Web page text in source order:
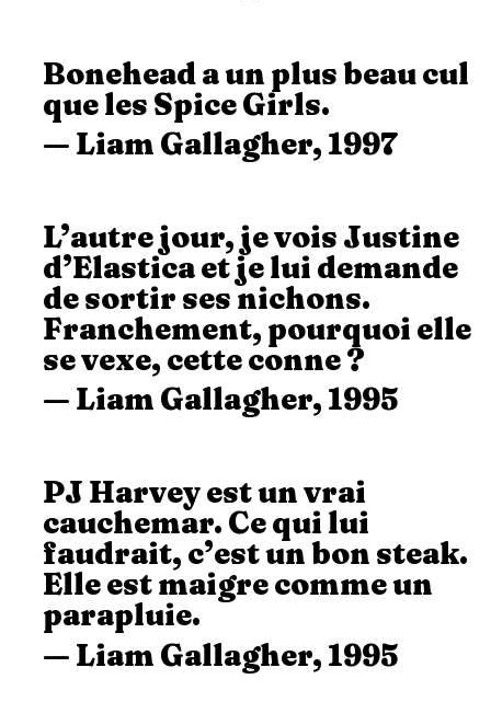
Bonehead a un plus beau cul
que les Spice Girls.
— Liam Gallagher, 1997
L’autre jour, je vois Justine
d’Elastica et je lui demande
de sortir ses nichons.
Franchement, pourquoi elle
se vexe, cette conne ?
— Liam Gallagher, 1995
PJ Harvey est un vrai
cauchemar. Ce qui lui
faudrait, c’est un bon steak.
Elle est maigre comme un
parapluie.
— Liam Gallagher, 1995